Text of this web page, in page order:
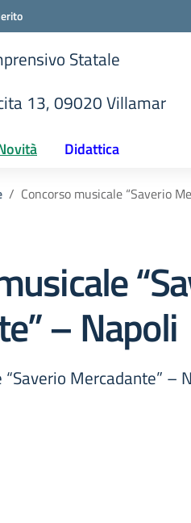
Statale
13, 09020 Villamar
Didattica
Concorso musicale “Saverio
– Napoli
Mercadante” –